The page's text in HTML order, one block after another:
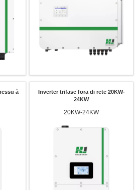
à
Inverter trifase fora di rete 20KW-
24KW
20KW-24KW